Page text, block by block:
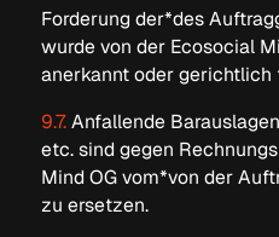
Forderung der*des
wurde von der Ecosocial
anerkannt oder
9.7.Anfallende
etc. sind gegen
Mind OG vom*von der
zu ersetzen.